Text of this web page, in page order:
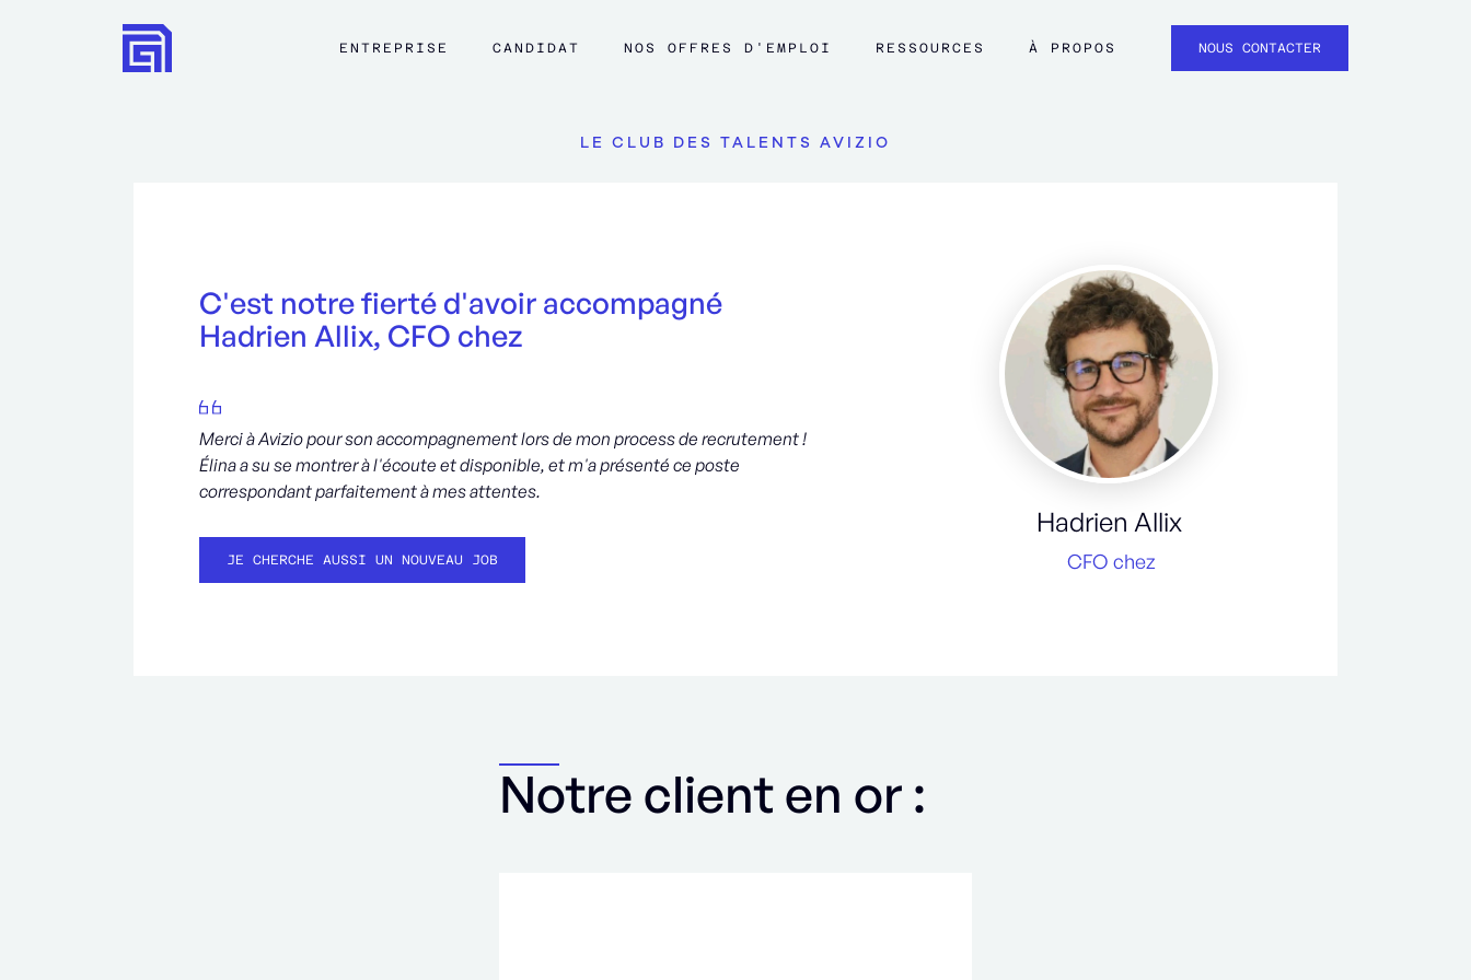
ENTREPRISE CANDIDAT NOS OFFRES D'EMPLOI RESSOURCES À PROPOS NOUS CONTACTER
LE CLUB DES TALENTS AVIZIO
C'est notre fierté d'avoir accompagné
Hadrien Allix, CFO chez
Merci à Avizio pour son accompagnement lors de mon process de recrutement !
Élina a su se montrer à l'écoute et disponible, et m'a présenté ce poste
correspondant parfaitement à mes attentes.
JE CHERCHE AUSSI UN NOUVEAU JOB
Hadrien Allix
CFO chez
Notre client en or :